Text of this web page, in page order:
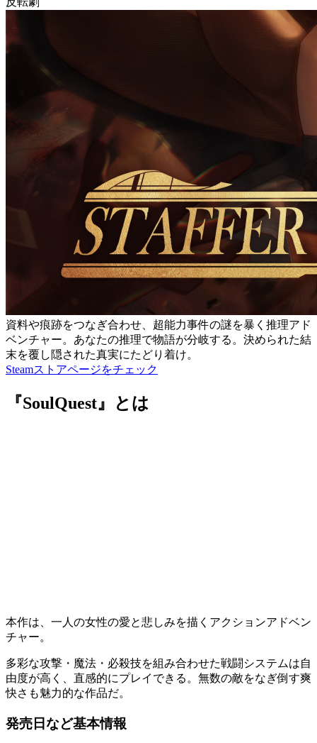
資料や痕跡をつなぎ合わせ、超能力事件の謎を暴く推理アド
ベンチャー。あなたの推理で物語が分岐する。決められた結
末を覆し隠された真実にたどり着け。
Steamストアページをチェック
『SoulQuest』とは
本作は、一人の女性の愛と悲しみを描く アクションアドベン
チャー。
多彩な攻撃・魔法・必殺技を組み合わせた戦闘システムは自
由度が高く、直感的にプレイできる。 無数の敵をなぎ倒す爽
快さ も魅力的な作品だ。
発売日など基本情報